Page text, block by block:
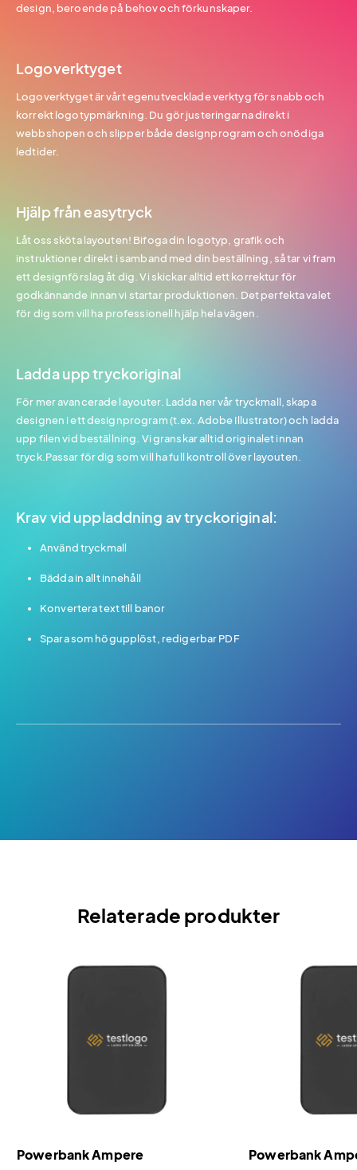
design, beroende på behov och förkunskaper.
Logoverktyget
Logoverktyget är vårt egenutvecklade verktyg för snabb och
korrekt logotypmärkning. Du gör justeringarna direkt i
webbshopen och slipper både designprogram och onödiga
ledtider.
Hjälp från easytryck
Låt oss sköta layouten! Bifoga din logotyp, grafik och
instruktioner direkt i samband med din beställning, så tar vi fram
ett designförslag åt dig. Vi skickar alltid ett korrektur för
godkännande innan vi startar produktionen. Det perfekta valet
för dig som vill ha professionell hjälp hela vägen.
Ladda upp tryckoriginal
För mer avancerade layouter. Ladda ner vår tryckmall, skapa
designen i ett designprogram (t.ex. Adobe Illustrator) och ladda
upp filen vid beställning. Vi granskar alltid originalet innan
tryck.Passar för dig som vill ha full kontroll över layouten.
Krav vid uppladdning av tryckoriginal:
Använd tryckmall
Bädda in allt innehåll
Konvertera text till banor
Spara som högupplöst, redigerbar PDF
Relaterade produkter
Powerbank Ampere Powerbank